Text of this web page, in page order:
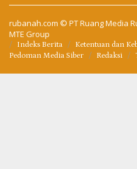
rubanah.com © PT Ruang Media
MTE Group
Indeks Berita Ketentuan dan
Pedoman Media Siber
Redaksi